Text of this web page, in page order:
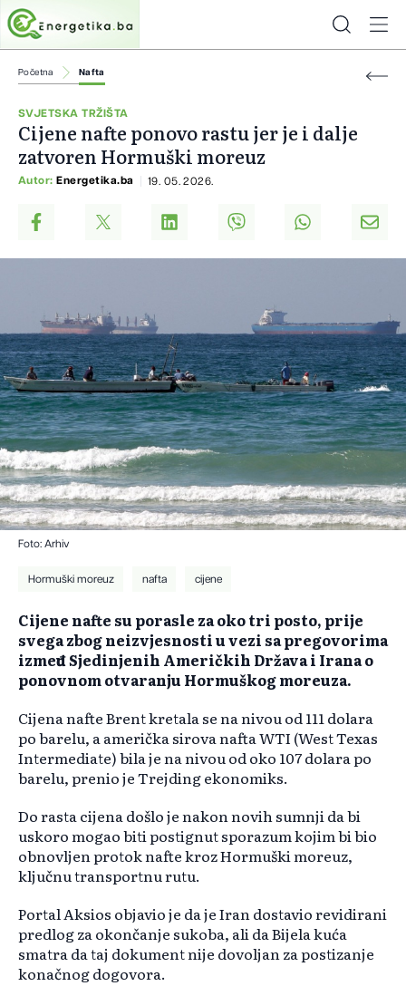
Početna Nafta
SVJETSKA TRŽIŠTA
Cijene nafte ponovo rastu jer je i dalje
zatvoren Hormuški moreuz
Autor: Energetika.ba 19. 05. 2026.
Foto: Arhiv
Hormuški moreuz nafta cijene
Cijene nafte su porasle za oko tri posto, prije
svega zbog neizvjesnosti u vezi sa pregovorima
između Sjedinjenih Američkih Država i Irana o
ponovnom otvaranju Hormuškog moreuza.
Cijena nafte Brent kretala se na nivou od 111 dolara
po barelu, a američka sirova nafta WTI (West Texas
Intermediate) bila je na nivou od oko 107 dolara po
barelu, prenio je Trejding ekonomiks.
Do rasta cijena došlo je nakon novih sumnji da bi
uskoro mogao biti postignut sporazum kojim bi bio
obnovljen protok nafte kroz Hormuški moreuz,
ključnu transportnu rutu.
Portal Aksios objavio je da je Iran dostavio revidirani
predlog za okončanje sukoba, ali da Bijela kuća
smatra da taj dokument nije dovoljan za postizanje
konačnog dogovora.